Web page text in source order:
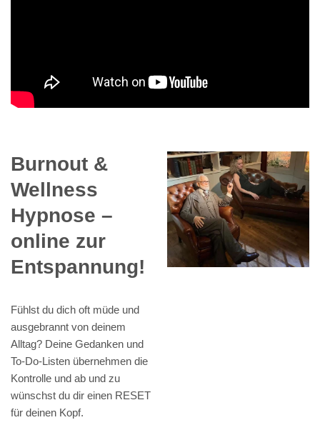
Burnout &
Wellness
Hypnose –
online zur
Entspannung!
Fühlst du dich oft müde und
ausgebrannt von deinem
Alltag? Deine Gedanken und
To-Do-Listen übernehmen die
Kontrolle und ab und zu
wünschst du dir einen RESET
für deinen Kopf.